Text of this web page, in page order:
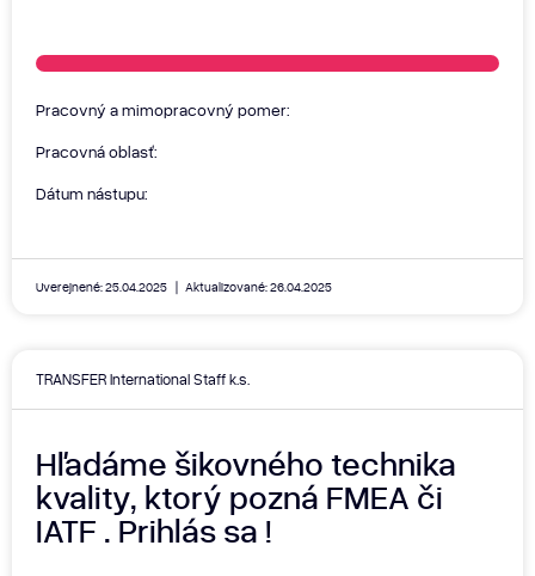
Pracovný a mimopracovný pomer:
Pracovná oblasť:
Dátum nástupu:
Uverejnené: 25.04.2025 Aktualizované: 26.04.2025
TRANSFER International Staff k.s.
Hľadáme šikovného technika
kvality, ktorý pozná FMEA či
IATF . Prihlás sa !